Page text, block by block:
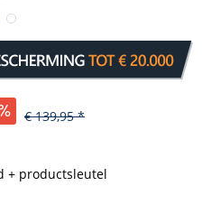
€ 139,95 *
+ productsleutel